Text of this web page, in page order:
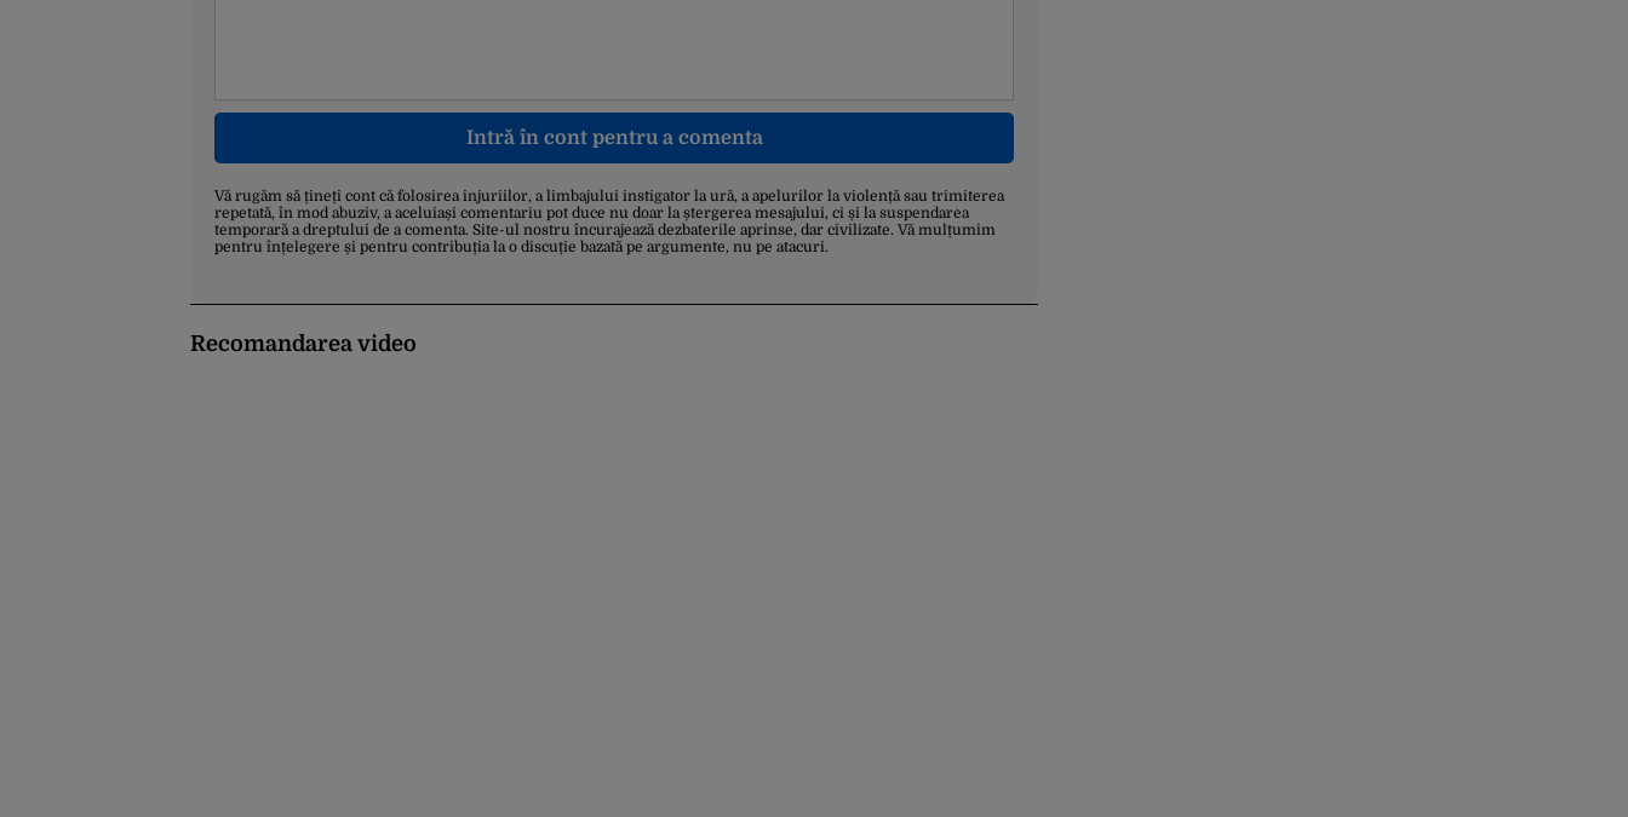
Intră în cont pentru a comenta
Vă rugăm să țineți cont că folosirea injuriilor, a limbajului instigator la ură, a apelurilor la violență sau trimiterea
repetată, în mod abuziv, a aceluiași comentariu pot duce nu doar la ștergerea mesajului, ci și la suspendarea
temporară a dreptului de a comenta. Site-ul nostru încurajează dezbaterile aprinse, dar civilizate. Vă mulțumim
pentru înțelegere și pentru contribuția la o discuție bazată pe argumente, nu pe atacuri.
Recomandarea video